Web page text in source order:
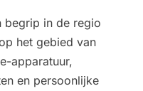
begrip in de regio
het gebied van
apparatuur,
en persoonlijke